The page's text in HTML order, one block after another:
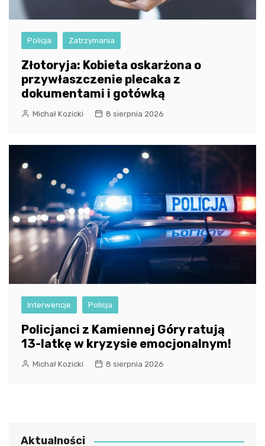
Policja Zatrzymania
Złotoryja: Kobieta oskarżona o
przywłaszczenie plecaka z
dokumentami i gotówką
Michał Kozicki 8 sierpnia 2026
Interwencje Policja
Policjanci z Kamiennej Góry ratują
13-latkę w kryzysie emocjonalnym!
Michał Kozicki 8 sierpnia 2026
Aktualności